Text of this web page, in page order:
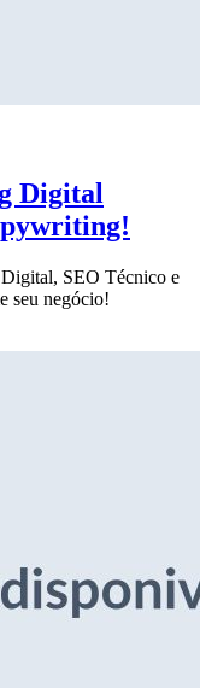
Digital
SEO Técnico e
seu negócio!